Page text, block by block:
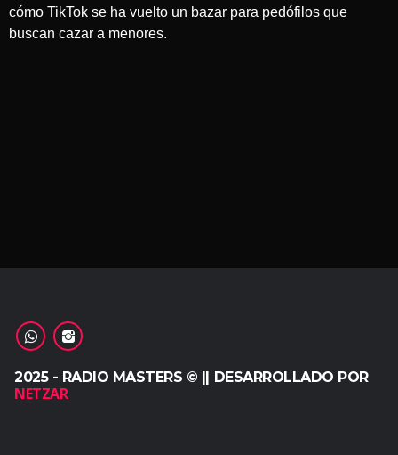
cómo TikTok se ha vuelto un bazar para pedófilos que
buscan cazar a menores.
2025 - RADIO MASTERS © || DESARROLLADO POR
NETZAR